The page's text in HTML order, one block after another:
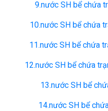
9.nước SH bể chứa
10.nước SH bể chứa
11.nước SH bể chứa
12.nước SH bể chứa
13.nước SH bể
14.nước SH bể